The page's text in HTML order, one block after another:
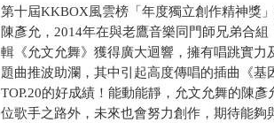
第十屆KKBOX風雲榜「年度獨立創作精神獎
陳彥允，2014年在與老鷹音樂同門師兄弟合
輯《允文允舞》獲得廣大迴響，擁有唱跳實
題曲推波助瀾，其中引起高度傳唱的插曲《
TOP.20的好成績！能動能靜，允文允舞的陳
位歌手之路外，未來也會努力創作，期待能夠